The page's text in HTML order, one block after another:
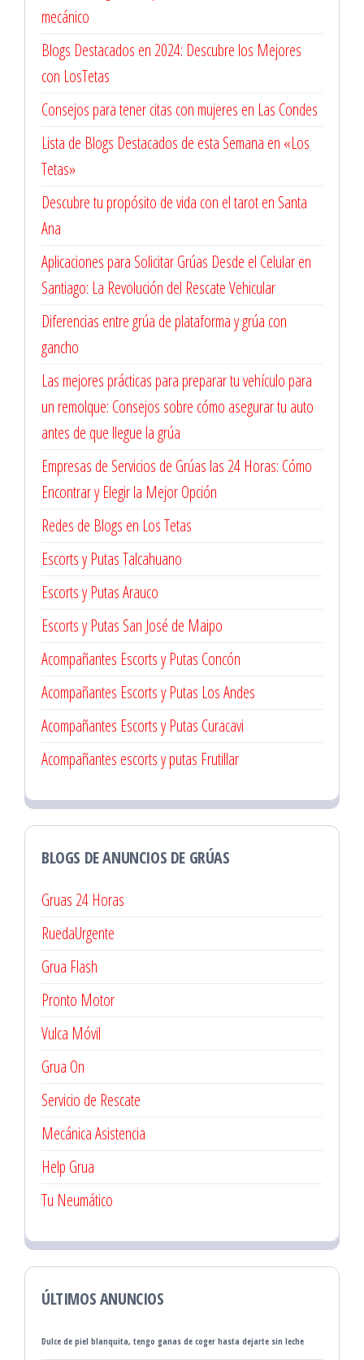
mecánico
Blogs Destacados en 2024: Descubre los Mejores
con LosTetas
Consejos para tener citas con mujeres en Las Condes
Lista de Blogs Destacados de esta Semana en «Los
Tetas»
Descubre tu propósito de vida con el tarot en Santa
Ana
Aplicaciones para Solicitar Grúas Desde el Celular en
Santiago: La Revolución del Rescate Vehicular
Diferencias entre grúa de plataforma y grúa con
gancho
Las mejores prácticas para preparar tu vehículo para
un remolque: Consejos sobre cómo asegurar tu auto
antes de que llegue la grúa
Empresas de Servicios de Grúas las 24 Horas: Cómo
Encontrar y Elegir la Mejor Opción
Redes de Blogs en Los Tetas
Escorts y Putas Talcahuano
Escorts y Putas Arauco
Escorts y Putas San José de Maipo
Acompañantes Escorts y Putas Concón
Acompañantes Escorts y Putas Los Andes
Acompañantes Escorts y Putas Curacavi
Acompañantes escorts y putas Frutillar
BLOGS DE ANUNCIOS DE GRÚAS
Gruas 24 Horas
RuedaUrgente
Grua Flash
Pronto Motor
Vulca Móvil
Grua On
Servicio de Rescate
Mecánica Asistencia
Help Grua
Tu Neumático
ÚLTIMOS ANUNCIOS
Dulce de piel blanquita, tengo ganas de coger hasta dejarte sin leche